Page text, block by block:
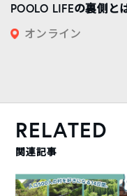
POOLO LIFEの裏側と
オンライン
RELATED
関連記事